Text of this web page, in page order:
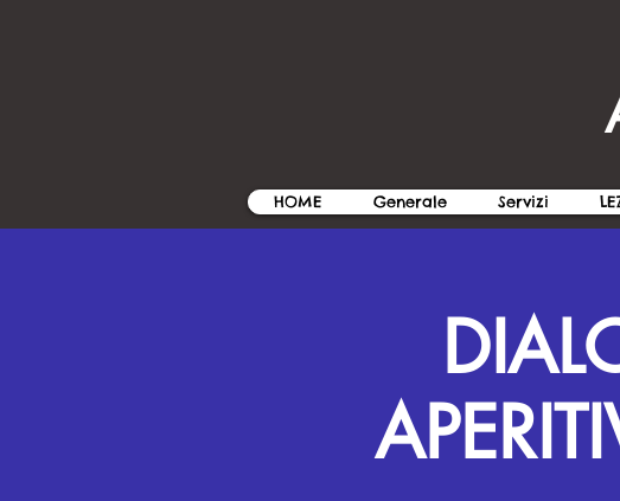
HOME Generale Servizi